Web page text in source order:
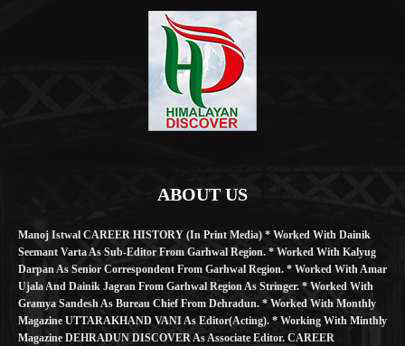
ABOUT US
Manoj Istwal CAREER HISTORY (in Print Media) * Worked With Dainik
Seemant Varta As Sub-Editor From Garhwal Region. * Worked With Kalyug
Darpan As Senior Correspondent From Garhwal Region. * Worked With Amar
Ujala And Dainik Jagran From Garhwal Region As Stringer. * Worked With
Gramya Sandesh As Bureau Chief From Dehradun. * Worked With Monthly
Magazine UTTARAKHAND VANI As Editor(Acting). * Working With Minthly
Magazine DEHRADUN DISCOVER As Associate Editor. CAREER